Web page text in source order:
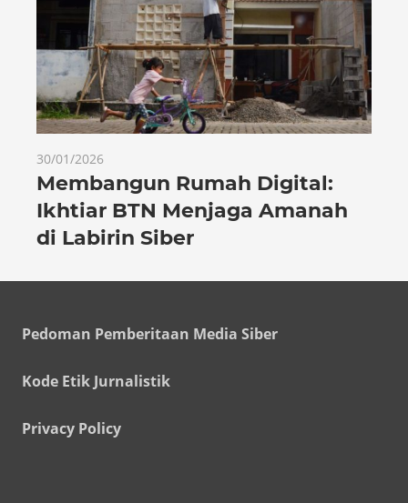
30/01/2026
Membangun Rumah Digital:
Ikhtiar BTN Menjaga Amanah
di Labirin Siber
Pedoman Pemberitaan Media Siber
Kode Etik Jurnalistik
Privacy Policy